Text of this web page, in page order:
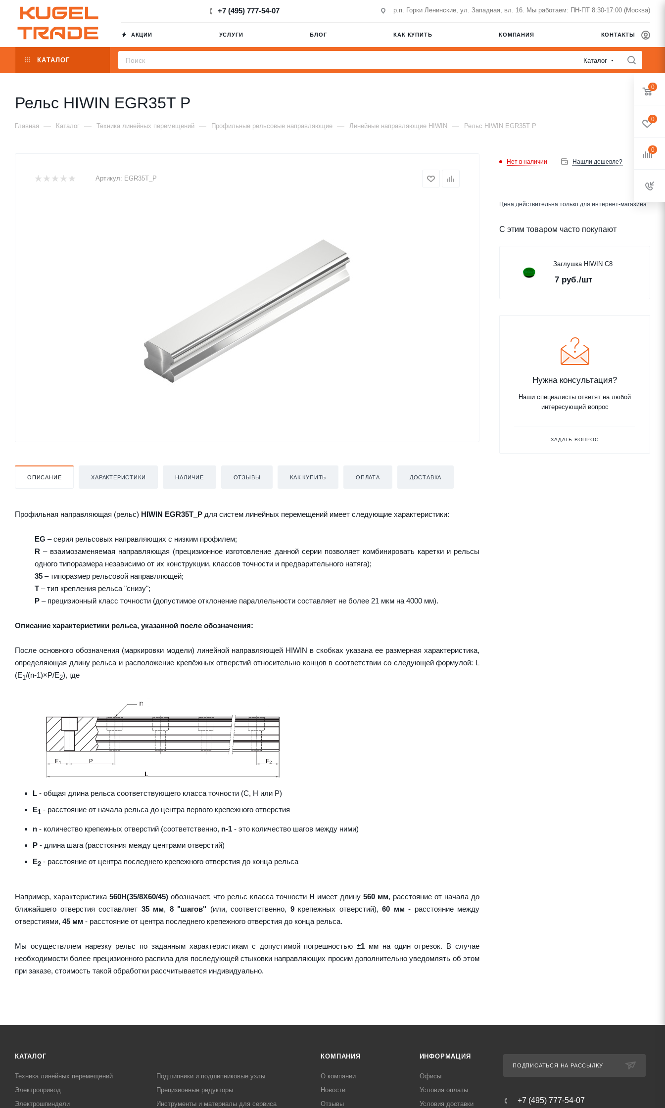
+7 (495) 777-54-07 р.п. Горки Ленинские, ул. Западная, вл. 16. Мы работаем: ПН-ПТ 8:30-17:00 (Москва)
АКЦИИ УСЛУГИ БЛОГ КАК КУПИТЬ КОМПАНИЯ КОНТАКТЫ
КАТАЛОГ Каталог
Рельс HIWIN EGR35T P
Главная — Каталог — Техника линейных перемещений — Профильные рельсовые направляющие — Линейные направляющие HIWIN — Рельс HIWIN EGR35T P
Артикул: EGR35T_P
ОПИСАНИЕ ХАРАКТЕРИСТИКИ НАЛИЧИЕ ОТЗЫВЫ КАК КУПИТЬ ОПЛАТА ДОСТАВКА
Профильная направляющая (рельс) HIWIN EGR35T_P для систем линейных перемещений имеет следующие характеристики:
EG – серия рельсовых направляющих с низким профилем;
R – взаимозаменяемая направляющая (прецизионное изготовление данной серии позволяет комбинировать каретки и рельсы
одного типоразмера независимо от их конструкции, классов точности и предварительного натяга);
35 – типоразмер рельсовой направляющей;
T – тип крепления рельса "снизу";
P – прецизионный класс точности (допустимое отклонение параллельности составляет не более 21 мкм на 4000 мм).
Описание характеристики рельса, указанной после обозначения:
После основного обозначения (маркировки модели) линейной направляющей HIWIN в скобках указана ее размерная характеристика,
определяющая длину рельса и расположение крепёжных отверстий относительно концов в соответствии со следующей формулой: L
(E1/(n-1)×P/E2), где
L - общая длина рельса соответствующего класса точности (С, H или Р)
E1 - расстояние от начала рельса до центра первого крепежного отверстия
n - количество крепежных отверстий (соответственно, n-1 - это количество шагов между ними)
P - длина шага (расстояния между центрами отверстий)
E2 - расстояние от центра последнего крепежного отверстия до конца рельса
Например, характеристика 560H(35/8X60/45) обозначает, что рельс класса точности H имеет длину 560 мм, расстояние от начала до
ближайшего отверстия составляет 35 мм, 8 "шагов" (или, соответственно, 9крепежных отверстий), 60 мм - расстояние между
отверстиями, 45 мм - расстояние от центра последнего крепежного отверстия до конца рельса.
Мы осуществляем нарезку рельс по заданным характеристикам с допустимой погрешностью±1 мм на один отрезок. В случае
необходимости более прецизионного распила для последующей стыковки направляющих просим дополнительно уведомлять об этом
при заказе, стоимость такой обработки рассчитывается индивидуально.
Нет в наличии Нашли дешевле?
Цена действительна только для интернет-магазина
С этим товаром часто покупают
Заглушка HIWIN C8
7 руб./шт
Нужна консультация?
Наши специалисты ответят на любой
интересующий вопрос
ЗАДАТЬ ВОПРОС
КАТАЛОГ
Техника линейных перемещений
Подшипники и подшипниковые узлы
Электропривод
Прецизионные редукторы
Электрошпиндели
Инструменты и материалы для сервиса
КОМПАНИЯ
О компании
Новости
Отзывы
ИНФОРМАЦИЯ
Офисы
Условия оплаты
Условия доставки
ПОДПИСАТЬСЯ НА РАССЫЛКУ
+7 (495) 777-54-07
0
0
0